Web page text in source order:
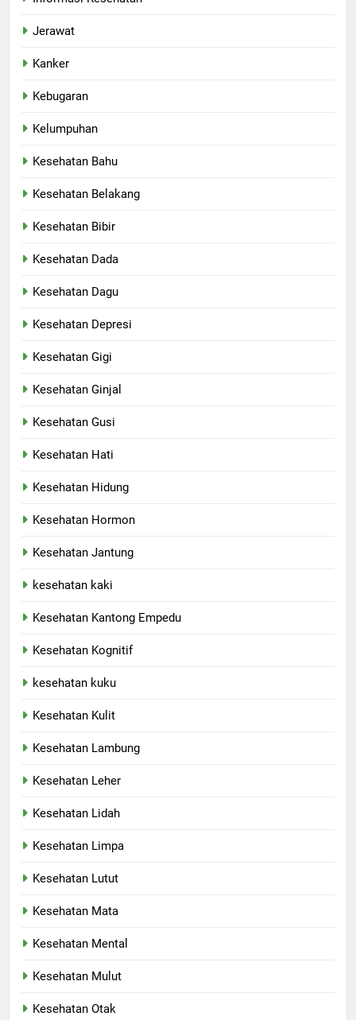
Jerawat
Kanker
Kebugaran
Kelumpuhan
Kesehatan Bahu
Kesehatan Belakang
Kesehatan Bibir
Kesehatan Dada
Kesehatan Dagu
Kesehatan Depresi
Kesehatan Gigi
Kesehatan Ginjal
Kesehatan Gusi
Kesehatan Hati
Kesehatan Hidung
Kesehatan Hormon
Kesehatan Jantung
kesehatan kaki
Kesehatan Kantong Empedu
Kesehatan Kognitif
kesehatan kuku
Kesehatan Kulit
Kesehatan Lambung
Kesehatan Leher
Kesehatan Lidah
Kesehatan Limpa
Kesehatan Lutut
Kesehatan Mata
Kesehatan Mental
Kesehatan Mulut
Kesehatan Otak